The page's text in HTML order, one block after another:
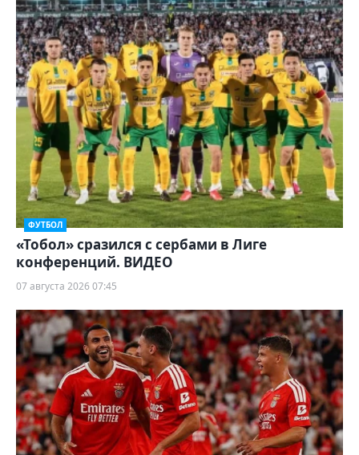
ФУТБОЛ
«Тобол» сразился с сербами в Лиге
конференций. ВИДЕО
07 августа 2026 07:45